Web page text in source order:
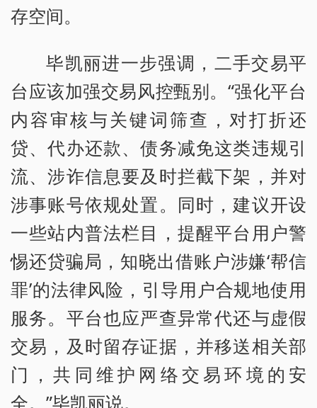
存空间。
毕凯丽进一步强调，二手交易平
台应该加强交易风控甄别。“强化平台
内容审核与关键词筛查，对打折还
贷、代办还款、债务减免这类违规引
流、涉诈信息要及时拦截下架，并对
涉事账号依规处置。同时，建议开设
一些站内普法栏目，提醒平台用户警
惕还贷骗局，知晓出借账户涉嫌‘帮信
罪’的法律风险，引导用户合规地使用
服务。平台也应严查异常代还与虚假
交易，及时留存证据，并移送相关部
门，共同维护网络交易环境的安
全。”毕凯丽说。